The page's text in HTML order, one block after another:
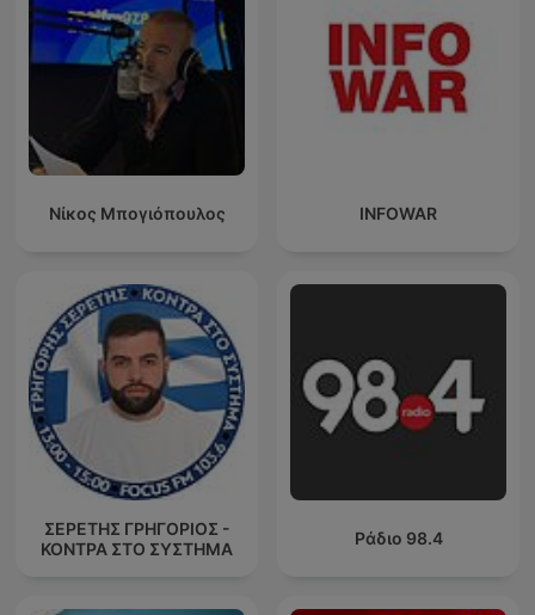
Νίκος Μπογιόπουλος INFOWAR
ΣΕΡΕΤΗΣ ΓΡΗΓΟΡΙΟΣ -
ΚΟΝΤΡΑ ΣΤΟ ΣΥΣΤΗΜΑ
Ράδιο 98.4